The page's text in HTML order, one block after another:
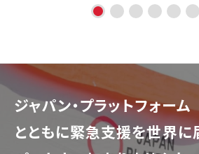
ジャパン・プラットフォーム
とともに緊急支援を世界に